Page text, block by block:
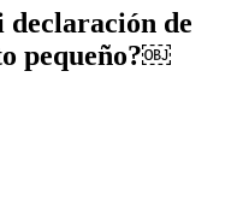
declaración de
pequeño?￼